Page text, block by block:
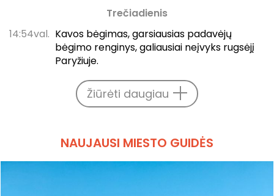
Trečiadienis
14:54val. Kavos bėgimas, garsiausias padavėjų
bėgimo renginys, galiausiai neįvyks rugsėjį
Paryžiuje.
Žiūrėti daugiau
NAUJAUSI MIESTO GUIDĖS